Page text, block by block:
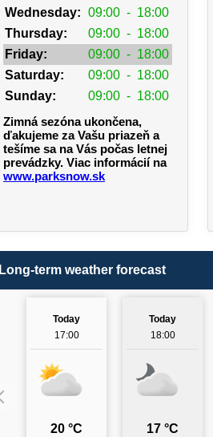
Wednesday: 09:00 - 18:00
Thursday:
09:00 - 18:00
Friday:
09:00 - 18:00
Saturday:
09:00 - 18:00
Sunday:
09:00 - 18:00
Zimná sezóna ukončena,
ďakujeme za Vašu priazeň a
tešíme sa na Vás počas letnej
prevádzky. Viac informácií na
www.parksnow.sk
Long-term weather forecast
Today
17:00
20 °C
Today
18:00
17 °C